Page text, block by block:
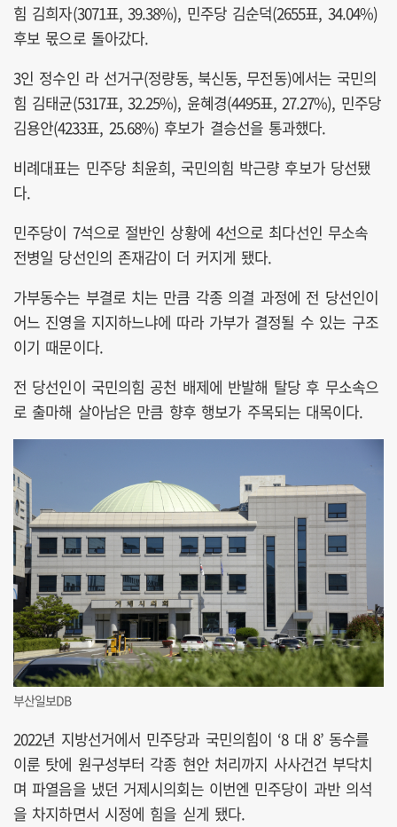
힘 김희자(3071표, 39.38%), 민주당 김순덕(2655표, 34.04%)
후보 몫으로 돌아갔다.
3인 정수인 라 선거구(정량동, 북신동, 무전동)에서는 국민의
힘 김태균(5317표, 32.25%), 윤혜경(4495표, 27.27%), 민주당
김용안(4233표, 25.68%) 후보가 결승선을 통과했다.
비례대표는 민주당 최윤희, 국민의힘 박근량 후보가 당선됐
다.
민주당이 7석으로 절반인 상황에 4선으로 최다선인 무소속
전병일 당선인의 존재감이 더 커지게 됐다.
가부동수는 부결로 치는 만큼 각종 의결 과정에 전 당선인이
어느 진영을 지지하느냐에 따라 가부가 결정될 수 있는 구조
이기 때문이다.
전 당선인이 국민의힘 공천 배제에 반발해 탈당 후 무소속으
로 출마해 살아남은 만큼 향후 행보가 주목되는 대목이다.
부산일보DB
2022년 지방선거에서 민주당과 국민의힘이 ‘8 대 8’ 동수를
이룬 탓에 원구성부터 각종 현안 처리까지 사사건건 부닥치
며 파열음을 냈던 거제시의회는 이번엔 민주당이 과반 의석
을 차지하면서 시정에 힘을 싣게 됐다.